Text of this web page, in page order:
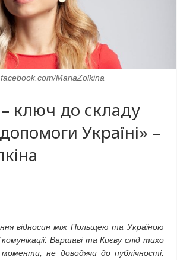
MariaZolkina
ключ до складу
Україні» –
відносин між Польщею та Україною
комунікації. Варшаві та Києву слід тихо
моменти, не доводячи до публічності.